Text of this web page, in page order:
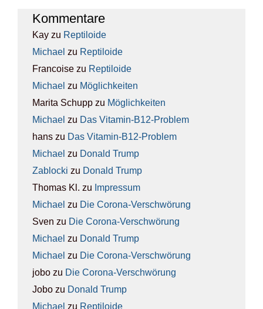
Kom­men­ta­re
Kay zu Rep­ti­lo­ide
Michael zu Rep­ti­lo­ide
Francoise zu Rep­ti­lo­ide
Michael zu Mög­lich­kei­ten
Marita Schupp zu Mög­lich­kei­ten
Michael zu Das Vit­amin-B12-Pro­blem
hans zu Das Vit­amin-B12-Pro­blem
Michael zu Donald Trump
Zablocki zu Donald Trump
Thomas Kl. zu Impres­sum
Michael zu Die Coro­na-Ver­schwö­rung
Sven zu Die Coro­na-Ver­schwö­rung
Michael zu Donald Trump
Michael zu Die Coro­na-Ver­schwö­rung
jobo zu Die Coro­na-Ver­schwö­rung
Jobo zu Donald Trump
Michael zu Rep­ti­lo­ide